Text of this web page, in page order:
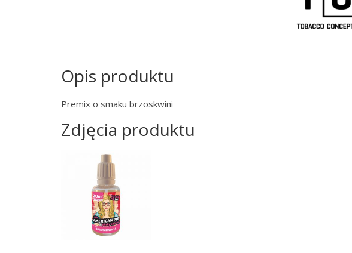
Opis produktu
Premix o smaku brzoskwini
Zdjęcia produktu